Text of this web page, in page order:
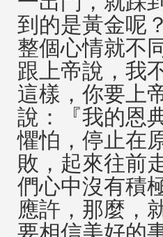
到的是黃金呢
整個心情就不
跟上帝說，我
這樣，你要上
說：『我的恩
懼怕，停止在
敗，起來往前
們心中沒有積
應許，那麼，